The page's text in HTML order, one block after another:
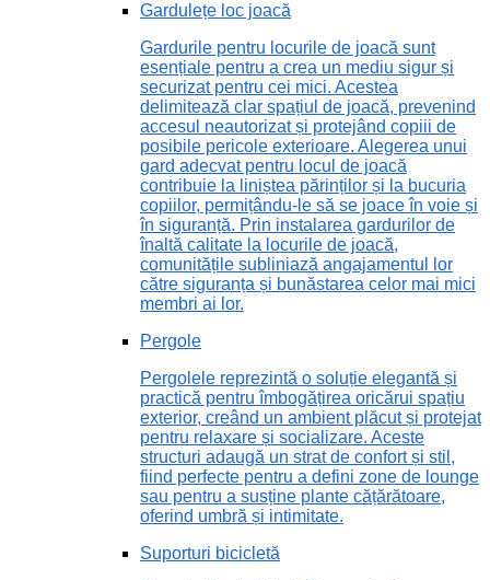
Gardulețe loc joacă
Gardurile pentru locurile de joacă sunt
esențiale pentru a crea un mediu sigur și
securizat pentru cei mici. Acestea
delimitează clar spațiul de joacă, prevenind
accesul neautorizat și protejând copiii de
posibile pericole exterioare. Alegerea unui
gard adecvat pentru locul de joacă
contribuie la liniștea părinților și la bucuria
copiilor, permițându-le să se joace în voie și
în siguranță. Prin instalarea gardurilor de
înaltă calitate la locurile de joacă,
comunitățile subliniază angajamentul lor
către siguranța și bunăstarea celor mai mici
membri ai lor.
Pergole
Pergolele reprezintă o soluție elegantă și
practică pentru îmbogățirea oricărui spațiu
exterior, creând un ambient plăcut și protejat
pentru relaxare și socializare. Aceste
structuri adaugă un strat de confort și stil,
fiind perfecte pentru a defini zone de lounge
sau pentru a susține plante cățărătoare,
oferind umbră și intimitate.
Suporturi bicicletă